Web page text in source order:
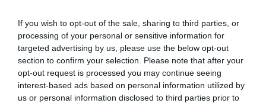
If you wish to opt-out of the sale, sharing to third parties, or
processing of your personal or sensitive information for
targeted advertising by us, please use the below opt-out
section to confirm your selection. Please note that after your
opt-out request is processed you may continue seeing
interest-based ads based on personal information utilized by
us or personal information disclosed to third parties prior to